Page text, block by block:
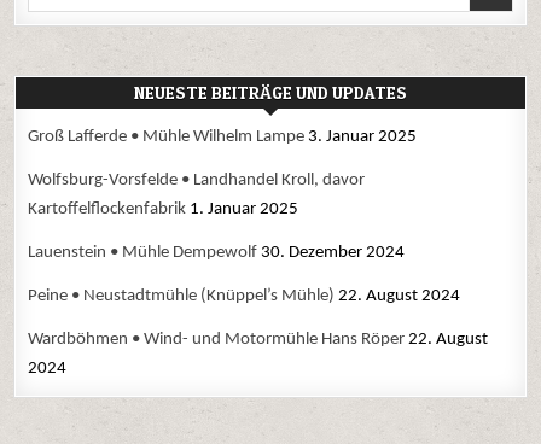
for:
NEUESTE BEITRÄGE UND UPDATES
Groß Lafferde • Mühle Wilhelm Lampe 3. Januar 2025
Wolfsburg-Vorsfelde • Landhandel Kroll, davor
Kartoffelflockenfabrik 1. Januar 2025
Lauenstein • Mühle Dempewolf 30. Dezember 2024
Peine • Neustadtmühle (Knüppel’s Mühle) 22. August 2024
Wardböhmen • Wind- und Motormühle Hans Röper 22. August
2024